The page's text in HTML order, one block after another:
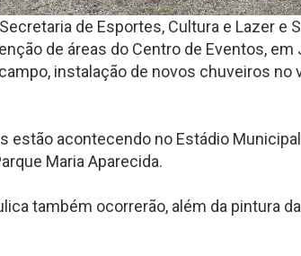
de Esportes, Cultura e Lazer e
de áreas do Centro de Eventos, em
instalação de novos chuveiros no
estão acontecendo no Estádio
Maria Aparecida.
também ocorrerão, além da pintura